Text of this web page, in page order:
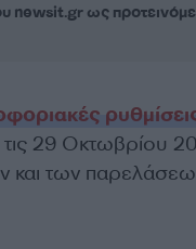
newsit.gr ως
τις 29 Οκτωβρίου
των